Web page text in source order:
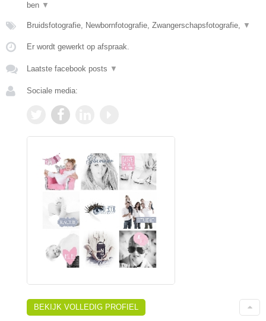
ben ▼
Bruidsfotografie, Newbornfotografie, Zwangerschapsfotografie, ▼
Er wordt gewerkt op afspraak.
Laatste facebook posts ▼
Sociale media:
BEKIJK VOLLEDIG PROFIEL